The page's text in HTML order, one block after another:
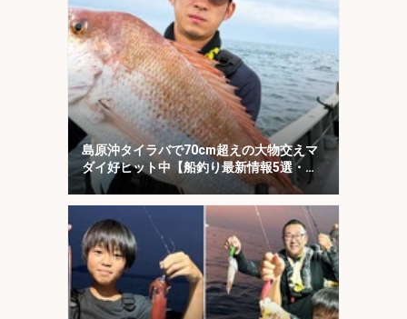
島原沖タイラバで70cm超えの大物交えマ
ダイ好ヒット中【船釣り最新情報5選・大
分／熊本】